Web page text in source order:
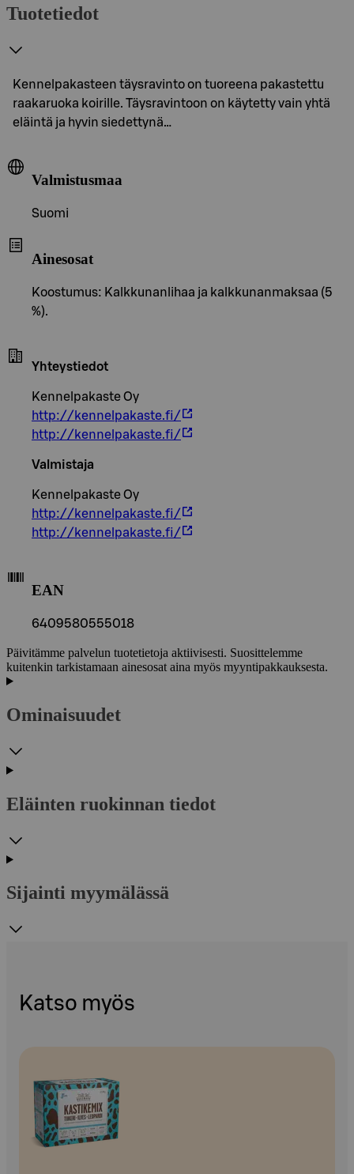
Tuotetiedot
Kennelpakasteen täysravinto on tuoreena pakastettu
raakaruoka koirille. Täysravintoon on käytetty vain yhtä
eläintä ja hyvin siedettynä…
Valmistusmaa
Suomi
Ainesosat
Koostumus: Kalkkunanlihaa ja kalkkunanmaksaa (5
%).
Yhteystiedot
Kennelpakaste Oy
http://kennelpakaste.fi/
http://kennelpakaste.fi/
Valmistaja
Kennelpakaste Oy
http://kennelpakaste.fi/
http://kennelpakaste.fi/
EAN
6409580555018
Päivitämme palvelun tuotetietoja aktiivisesti. Suosittelemme
kuitenkin tarkistamaan ainesosat aina myös myyntipakkauksesta.
Ominaisuudet
Eläinten ruokinnan tiedot
Sijainti myymälässä
Katso myös